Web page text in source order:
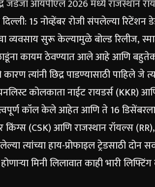
जडेजा आयपीएल 2026 मध्ये राजस्थान
15 नोव्हेंबर रोजी संपलेल्या रिटेंशन
व्यवसाय सुरू केल्यामुळे बोल्ड रिलीज,
कायम ठेवण्यात आले आहे आणि बहुतेक
त्यांनी छिद्र पाडण्यासाठी पाहिले
कोलकाता नाईट रायडर्स (KKR)
कॉल केले आहेत आणि ते 16
किंग्स (CSK) आणि राजस्थान रॉयल्स
त्यांच्या हाय-प्रोफाइल ट्रेडसाठी दोन
मिनी लिलावात काही भारी